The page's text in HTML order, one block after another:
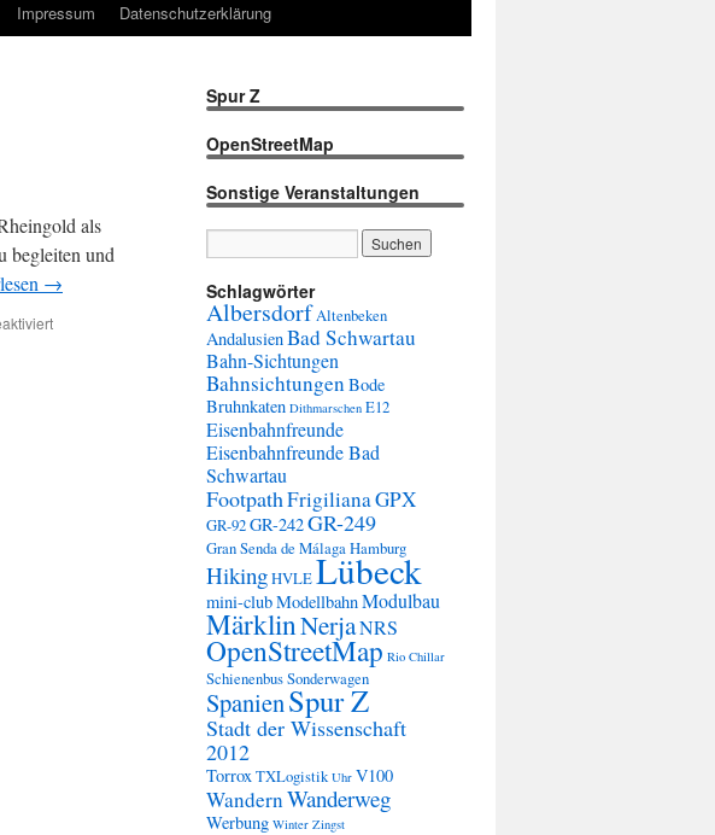
Impressum Datenschutzerklärung
als
begleiten und
→
für
Spur Z
OpenStreetMap
Sonstige Veranstaltungen
Schlagwörter
AlbersdorfAltenbeken
AndalusienBad Schwartau
Bahn-Sichtungen
BahnsichtungenBode
Bruhnkaten Dithmarschen E12
Eisenbahnfreunde
Eisenbahnfreunde Bad
Schwartau
FootpathFrigilianaGPX
GR-92GR-242GR-249
Gran Senda de MálagaHamburg
HikingHVLELübeck
mini-clubModellbahnModulbau
MärklinNerjaNRS
OpenStreetMap Rio Chillar
SchienenbusSonderwagen
SpanienSpur Z
Stadt der Wissenschaft
2012
TorroxTXLogistik Uhr V100
WandernWanderweg
Werbung Winter Zingst